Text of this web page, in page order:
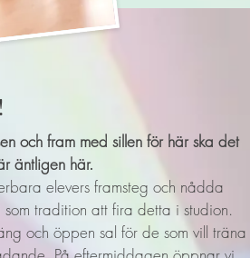
och fram med sillen för här ska det
äntligen här.
elevers framsteg och nådda
tradition att fira detta i studion.
och öppen sal för de som vill träna